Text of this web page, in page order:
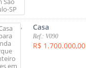
, Casa
Ref.: V090
R$ 1.700.000,00